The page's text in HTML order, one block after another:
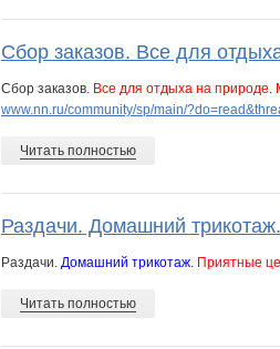
Сбор заказов. Все для
Сбор заказов. Все для отдыха на природе.
www.nn.ru/community/sp/main/
Читать полностью
Раздачи. Домашний
Раздачи. Домашний трикотаж. Приятные
Читать полностью